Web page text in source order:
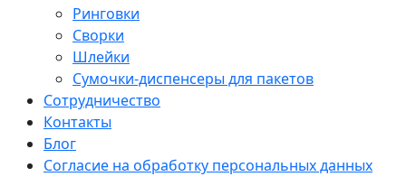
Ринговки
Сворки
Шлейки
Сумочки-диспенсеры для пакетов
Сотрудничество
Контакты
Блог
Согласие на обработку персональных данных